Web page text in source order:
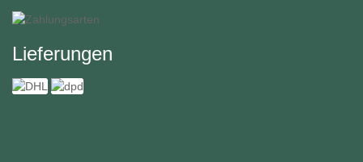
Lieferungen